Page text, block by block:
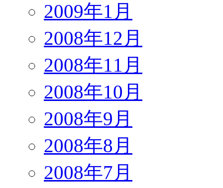
2009年1月
2008年12月
2008年11月
2008年10月
2008年9月
2008年8月
2008年7月